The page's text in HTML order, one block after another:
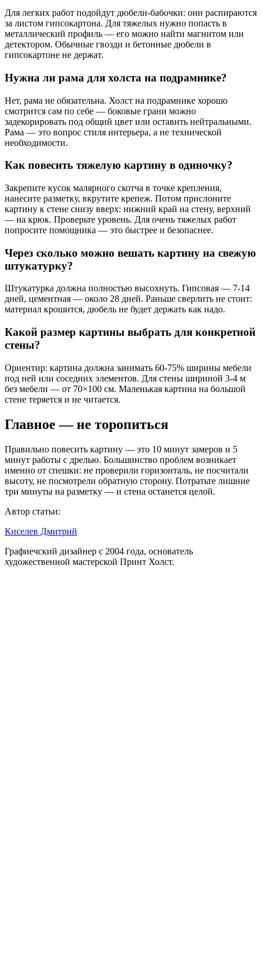
Для легких работ подойдут дюбели-бабочки: они распираются
за листом гипсокартона. Для тяжелых нужно попасть в
металлический профиль — его можно найти магнитом или
детектором. Обычные гвозди и бетонные дюбели в
гипсокартоне не держат.
Нужна ли рама для холста на подрамнике?
Нет, рама не обязательна. Холст на подрамнике хорошо
смотрится сам по себе — боковые грани можно
задекорировать под общий цвет или оставить нейтральными.
Рама — это вопрос стиля интерьера, а не технической
необходимости.
Как повесить тяжелую картину в одиночку?
Закрепите кусок малярного скотча в точке крепления,
нанесите разметку, вкрутите крепеж. Потом прислоните
картину к стене снизу вверх: нижний край на стену, верхний
— на крюк. Проверьте уровень. Для очень тяжелых работ
попросите помощника — это быстрее и безопаснее.
Через сколько можно вешать картину на свежую
штукатурку?
Штукатурка должна полностью высохнуть. Гипсовая — 7-14
дней, цементная — около 28 дней. Раньше сверлить не стоит:
материал крошится, дюбель не будет держать как надо.
Какой размер картины выбрать для конкретной
стены?
Ориентир: картина должна занимать 60-75% ширины мебели
под ней или соседних элементов. Для стены шириной 3-4 м
без мебели — от 70×100 см. Маленькая картина на большой
стене теряется и не читается.
Главное — не торопиться
Правильно повесить картину — это 10 минут замеров и 5
минут работы с дрелью. Большинство проблем возникает
именно от спешки: не проверили горизонталь, не посчитали
высоту, не посмотрели обратную сторону. Потратьте лишние
три минуты на разметку — и стена останется целой.
Автор статьи:
Киселев Дмитрий
Графиечский дизайнер с 2004 года, основатель
художественной мастерской Принт Холст.